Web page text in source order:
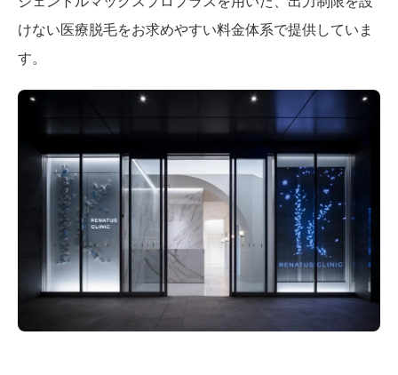
けない医療脱毛をお求めやすい料金体系で提供していま
す。